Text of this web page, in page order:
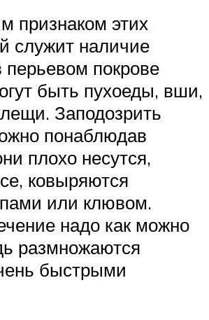
признаком этих
служит наличие
перьевом покрове
быть пухоеды, вши,
Заподозрить
понаблюдав
плохо несутся,
ковыряются
или клювом.
надо как можно
размножаются
быстрыми